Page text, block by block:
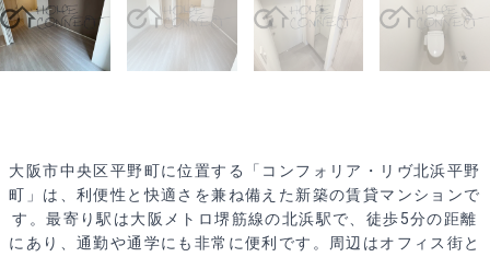
大阪市中央区平野町に位置する「コンフォリア・リヴ北浜平野
町」は、利便性と快適さを兼ね備えた新築の賃貸マンションで
す。最寄り駅は大阪メトロ堺筋線の北浜駅で、徒歩5分の距離
にあり、通勤や通学にも非常に便利です。周辺はオフィス街と